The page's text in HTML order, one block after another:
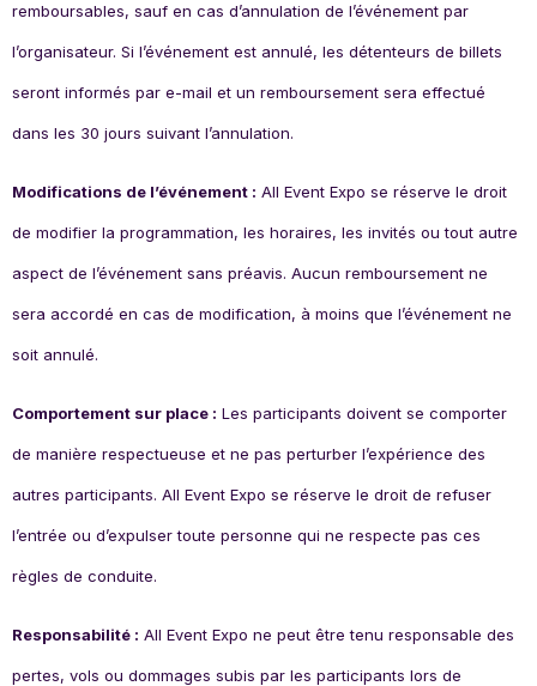
remboursables, sauf en cas d’annulation de l’événement par
l’organisateur. Si l’événement est annulé, les détenteurs de billets
seront informés par e-mail et un remboursement sera effectué
dans les 30 jours suivant l’annulation.
Modifications de l’événement : All Event Expo se réserve le droit
de modifier la programmation, les horaires, les invités ou tout autre
aspect de l’événement sans préavis. Aucun remboursement ne
sera accordé en cas de modification, à moins que l’événement ne
soit annulé.
Comportement sur place : Les participants doivent se comporter
de manière respectueuse et ne pas perturber l’expérience des
autres participants. All Event Expo se réserve le droit de refuser
l’entrée ou d’expulser toute personne qui ne respecte pas ces
règles de conduite.
Responsabilité : All Event Expo ne peut être tenu responsable des
pertes, vols ou dommages subis par les participants lors de